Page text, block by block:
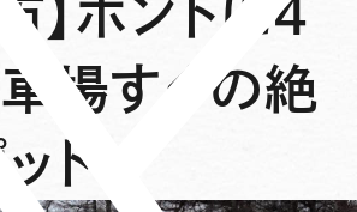
】ホントに4
場すぐの絶
ト